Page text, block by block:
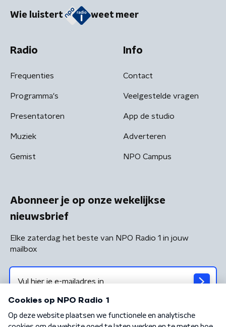
Wie luistert weet meer
Radio
Frequenties
Programma's
Presentatoren
Muziek
Gemist
Info
Contact
Veelgestelde vragen
App de studio
Adverteren
NPO Campus
Abonneer je op onze wekelijkse
nieuwsbrief
Elke zaterdag het beste van NPO Radio 1 in jouw
mailbox